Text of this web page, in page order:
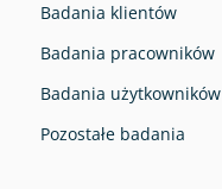
Badania klientów
Badania pracowników
Badania użytkowników
Pozostałe badania